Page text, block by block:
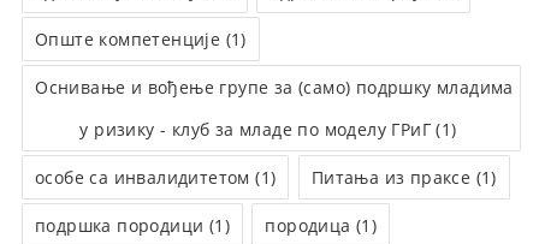
Опште компетенције (1)
Оснивање и вођење групе за (само) подршку младима
у ризику - клуб за младе по моделу ГРиГ (1)
особе са инвалидитетом (1) Питања из праксе (1)
подршка породици (1) породица (1)